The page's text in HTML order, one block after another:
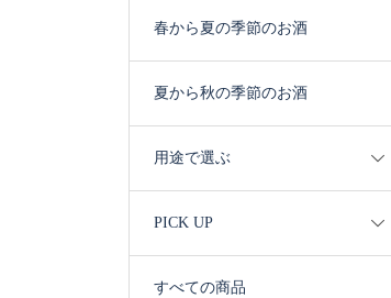
春から夏の季節のお酒
夏から秋の季節のお酒
用途で選ぶ
PICK UP
すべての商品